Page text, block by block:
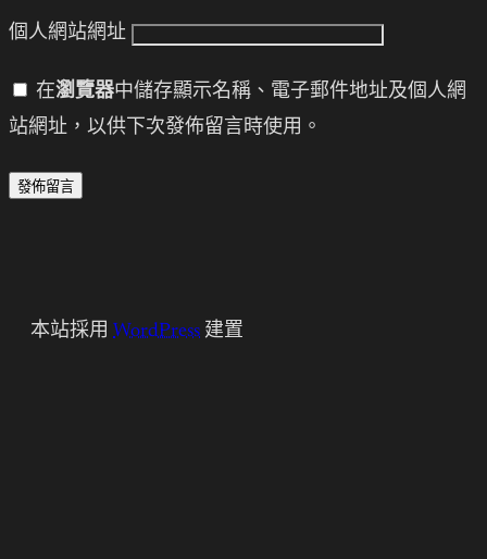
個人網站網址
在瀏覽器中儲存顯示名稱、電子郵件地址及個人網
站網址，以供下次發佈留言時使用。
本站採用 WordPress 建置